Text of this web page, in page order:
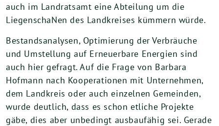
auch im Landratsamt eine Abteilung um die
LiegenschaNen des Landkreises kümmern würde.
Bestandsanalysen, Optimierung der Verbräuche
und Umstellung auf Erneuerbare Energien sind
auch hier gefragt. Auf die Frage von Barbara
Hofmann nach Kooperationen mit Unternehmen,
dem Landkreis oder auch einzelnen Gemeinden,
wurde deutlich, dass es schon etliche Projekte
gäbe, dies aber unbedingt ausbaufähig sei. Gerade